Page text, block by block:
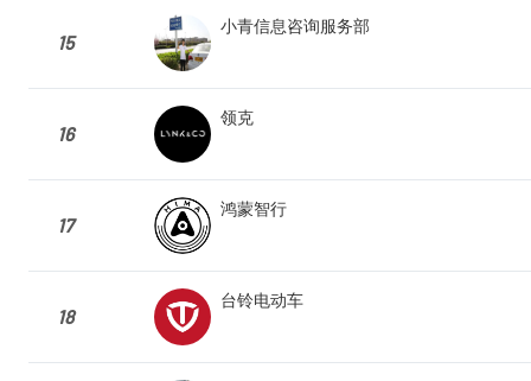
15
小青信息咨询服务部
16
领克
17
鸿蒙智行
18
台铃电动车